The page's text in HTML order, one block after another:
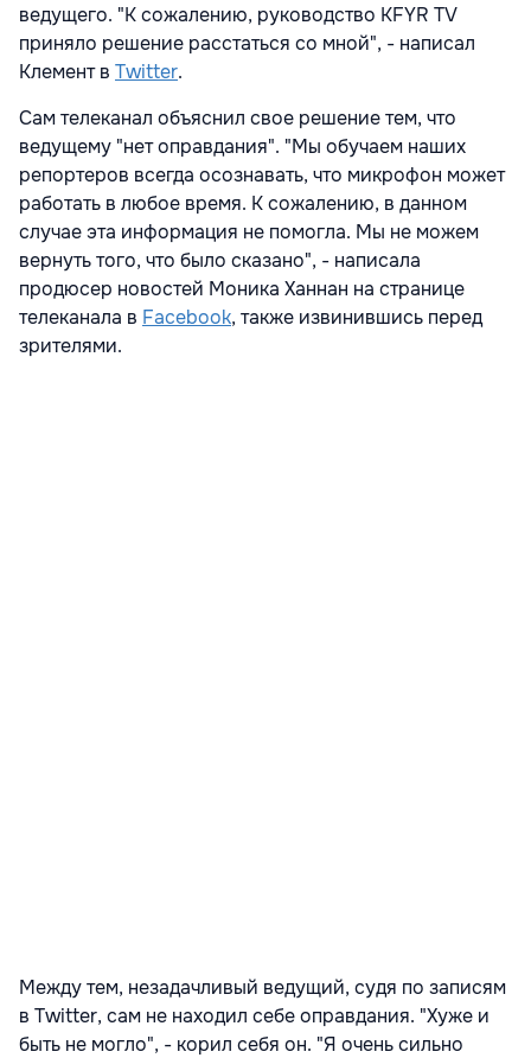
ведущего. "К сожалению, руководство KFYR TV
приняло решение расстаться со мной", - написал
Клемент в Twitter.
Сам телеканал объяснил свое решение тем, что
ведущему "нет оправдания". "Мы обучаем наших
репортеров всегда осознавать, что микрофон может
работать в любое время. К сожалению, в данном
случае эта информация не помогла. Мы не можем
вернуть того, что было сказано", - написала
продюсер новостей Моника Ханнан на странице
телеканала в Facebook, также извинившись перед
зрителями.
Между тем, незадачливый ведущий, судя по записям
в Twitter, сам не находил себе оправдания. "Хуже и
быть не могло", - корил себя он. "Я очень сильно